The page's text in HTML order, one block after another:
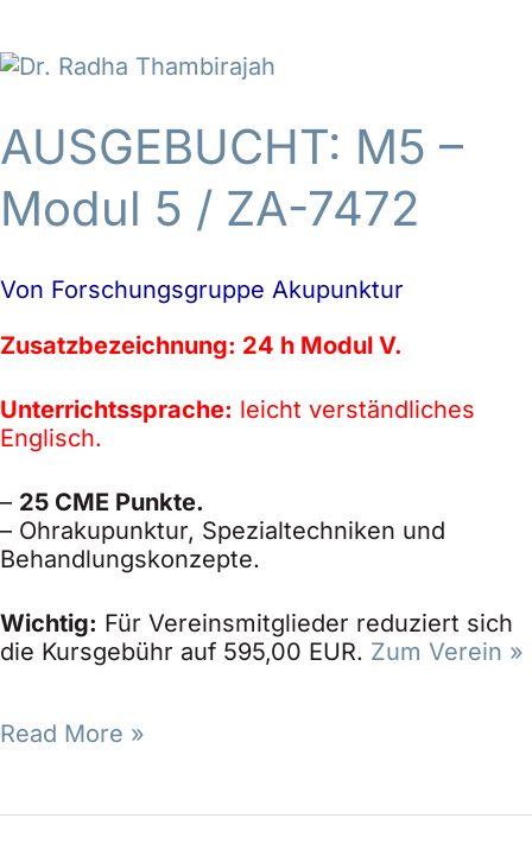
AUSGEBUCHT: M5 –
Modul 5 / ZA-7472
Von Forschungsgruppe Akupunktur
Zusatzbezeichnung: 24 h Modul V.
Unterrichtssprache: leicht verständliches
Englisch.
– 25 CME Punkte.
– Ohrakupunktur, Spezialtechniken und
Behandlungskonzepte.
Wichtig: Für Vereinsmitglieder reduziert sich
die Kursgebühr auf 595,00 EUR. Zum Verein »
AUSGEBUCHT:
Modul
Read More »